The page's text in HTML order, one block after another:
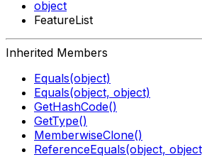
object
FeatureList
Inherited Members
Equals(object)
Equals(object, object)
GetHashCode()
GetType()
MemberwiseClone()
ReferenceEquals(object,